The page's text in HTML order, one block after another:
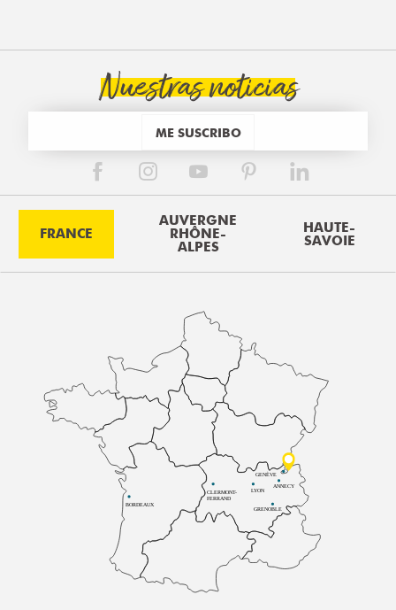
Nuestras noticias
ME SUSCRIBO
FRANCE
AUVERGNE
RHÔNE-
ALPES
HAUTE-
SAVOIE
BORDEAUX
CLERMONT-
FERRAND
LYON
ANNECY
GRENOBLE
GENÈVE